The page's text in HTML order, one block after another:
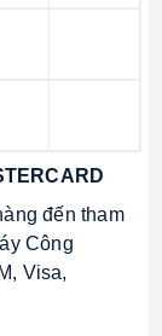
đến tham
Công
Visa,